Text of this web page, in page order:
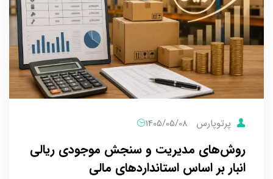
پرتوپارس 1405/05/08
روش‌های مدیریت و سنجش موجودی ریالی
انبار بر اساس استانداردهای مالی